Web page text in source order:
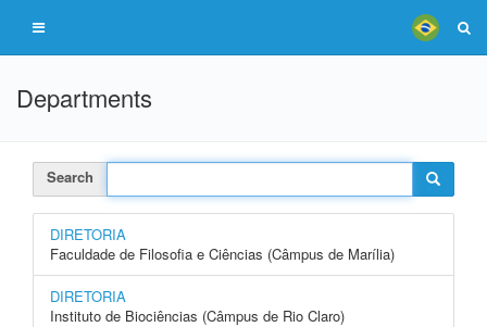
Departments
Search
DIRETORIA
Faculdade de Filosofia e Ciências (Câmpus de Marília)
DIRETORIA
Instituto de Biociências (Câmpus de Rio Claro)